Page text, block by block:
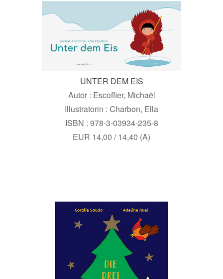
UNTER DEM EIS
Autor : Escoffier, Michaël
Illustratorin : Charbon, Ella
ISBN : 978-3-03934-235-8
EUR 14,00 / 14,40 (A)